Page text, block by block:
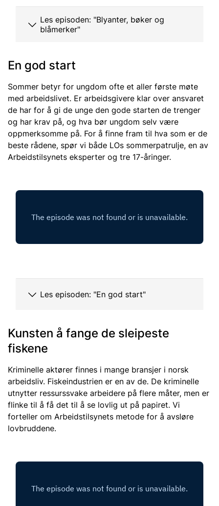
Les episoden: "Blyanter, bøker og
blåmerker"
En god start
Sommer betyr for ungdom ofte et aller første møte
med arbeidslivet. Er arbeidsgivere klar over ansvaret
de har for å gi de unge den gode starten de trenger
og har krav på, og hva bør ungdom selv være
oppmerksomme på. For å finne fram til hva som er de
beste rådene, spør vi både LOs sommerpatrulje, en av
Arbeidstilsynets eksperter og tre 17-åringer.
Les episoden: "En god start"
Kunsten å fange de sleipeste
fiskene
Kriminelle aktører finnes i mange bransjer i norsk
arbeidsliv. Fiskeindustrien er en av de. De kriminelle
utnytter ressurssvake arbeidere på flere måter, men er
flinke til å få det til å se lovlig ut på papiret. Vi
forteller om Arbeidstilsynets metode for å avsløre
lovbruddene.